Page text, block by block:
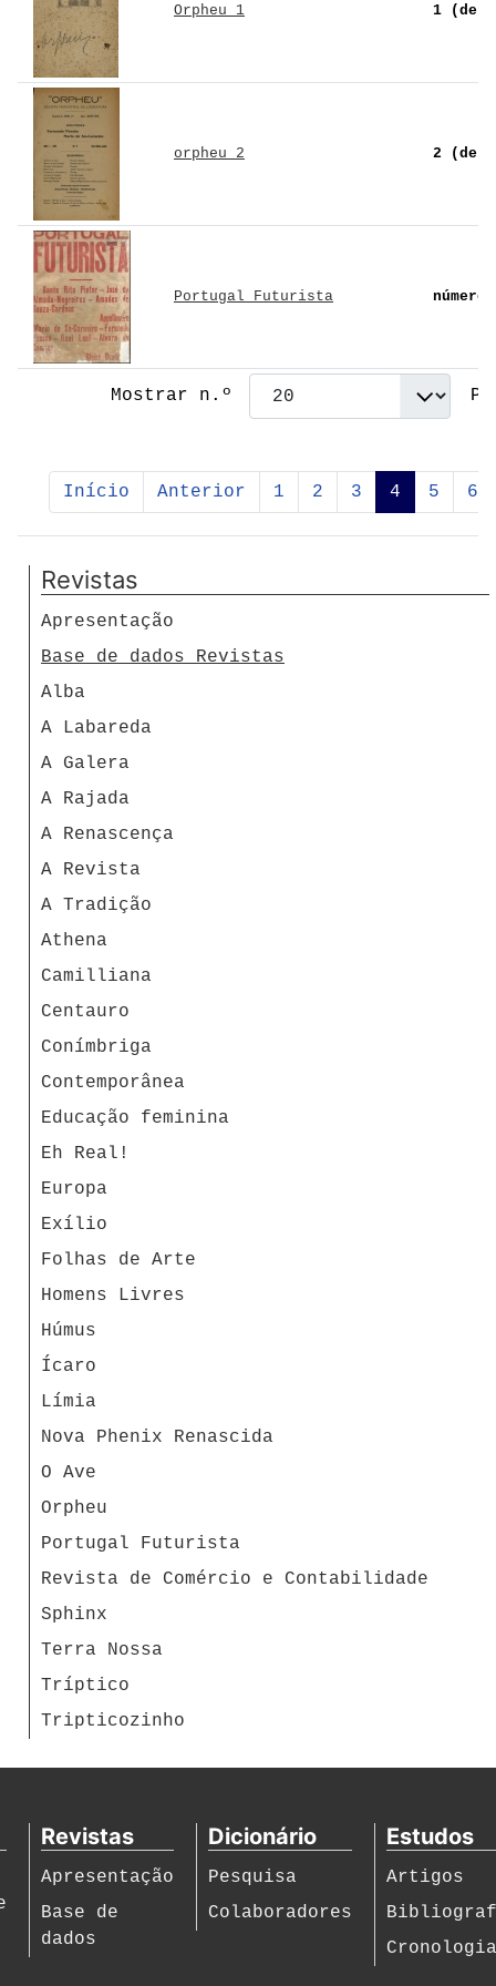
Mostrar n.º
Início Anterior 1 2 3 4 5 6
Orpheu 1 1 (de
orpheu 2 2 (de
Portugal Futurista número
Revistas
Apresentação
Base de dados Revistas
Alba
A Labareda
A Galera
A Rajada
A Renascença
A Revista
A Tradição
Athena
Camilliana
Centauro
Conímbriga
Contemporânea
Educação feminina
Eh Real!
Europa
Exílio
Folhas de Arte
Homens Livres
Húmus
Ícaro
Límia
Nova Phenix Renascida
O Ave
Orpheu
Portugal Futurista
Revista de Comércio e Contabilidade
Sphinx
Terra Nossa
Tríptico
Tripticozinho
Revistas
Apresentação
Base de
dados
Dicionário
Pesquisa
Colaboradores
Estudos
Artigos